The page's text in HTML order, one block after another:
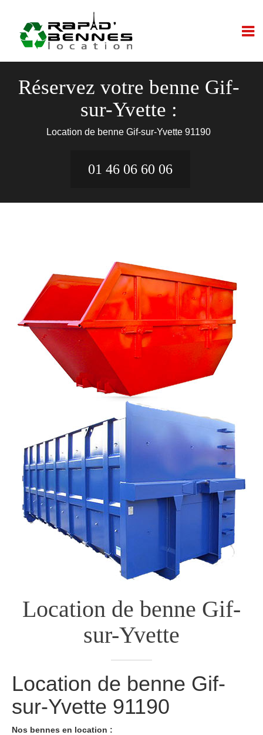
Réservez votre benne Gif-
sur-Yvette :
Location de benne Gif-sur-Yvette 91190
01 46 06 60 06
Location de benne Gif-
sur-Yvette
Location de benne Gif-
sur-Yvette 91190
Nos bennes en location :